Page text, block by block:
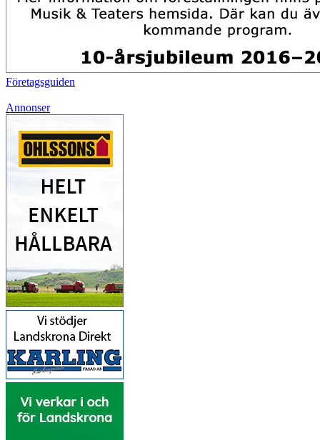
Företagsguiden
Annonser